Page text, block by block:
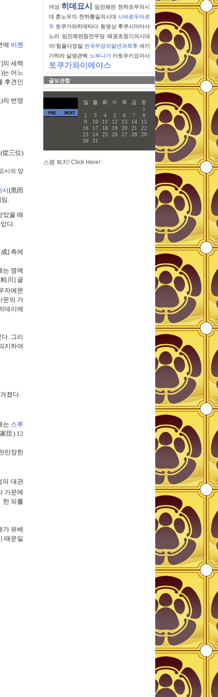
에 비젠
]의 세력
)는 어느
후견인
)의 번영
(從三位)
시의 양
사[黒田
.
았을 때
다.
]측에
는 명예
粕川] 골
자에몬
문의 가
데이에
다. 그리
지하여
졌다.
는 스루
家臣) 12
만장한
의 대관
가문에
한 되 를
가 유배
때문일
여성 히데요시 임진왜란 천하포무의시
대 혼노우지 천하통일의시대 시바료우타로
우 토쿠가와히데타다 동영상 후쿠시마마사
노리 임진왜란참전무장 패권초창기의시대
아!힘들다정말 전국무장의말년과최후 세키
가하라 살생관백 노부나가 카토우키요마사
토쿠가와이에야스
글보관함
일 월 화 수 목 금
토
1
2
3 4 5 6 7
8
9
10 11 12 13 14
15
16
17 18 19 20 21
22
23
24 25 26 27 28
29
30
31
스팸 퇴치! Click Here!